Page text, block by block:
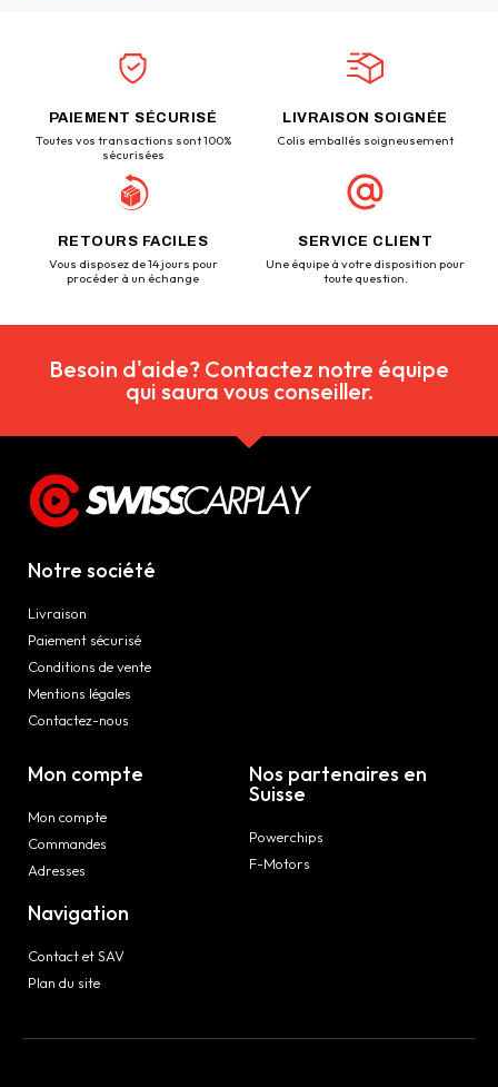
PAIEMENT SÉCURISÉ
Toutes vos transactions sont 100%
sécurisées
LIVRAISON SOIGNÉE
Colis emballés soigneusement
RETOURS FACILES
Vous disposez de 14 jours pour
procéder à un échange
SERVICE CLIENT
Une équipe à votre disposition pour
toute question.
Besoin d'aide? Contactez notre équipe
qui saura vous conseiller.
Notre société
Livraison
Paiement sécurisé
Conditions de vente
Mentions légales
Contactez-nous
Mon compte
Mon compte
Commandes
Adresses
Navigation
Contact et SAV
Plan du site
Nos partenaires en
Suisse
Powerchips
F-Motors